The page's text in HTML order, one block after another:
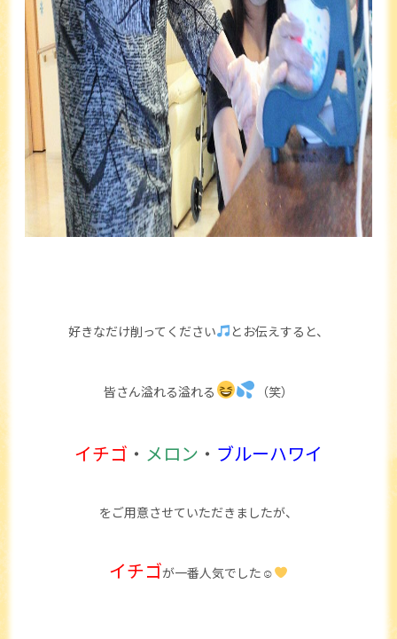
好きなだけ削ってください とお伝えすると、
皆さん溢れる溢れる （笑）
イチゴ ・ メロン ・ ブルーハワイ
をご用意させていただきましたが、
イチゴが一番人気でした☺